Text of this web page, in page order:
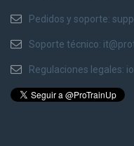
Pedidos y soporte:
Soporte técnico:
Regulaciones legales: